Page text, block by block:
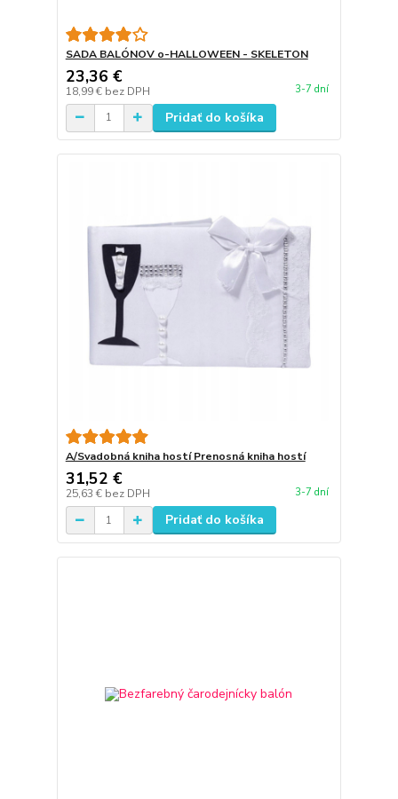
SADA BALÓNOV o-HALLOWEEN - SKELETON
23,36 €
18,99 € bez DPH 3-7 dní
Pridať do košíka
A/Svadobná kniha hostí Prenosná kniha hostí
31,52 €
25,63 € bez DPH 3-7 dní
Pridať do košíka